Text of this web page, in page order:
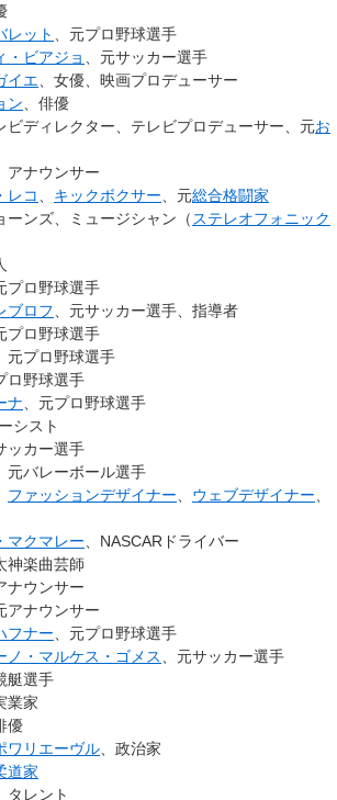
レット
、元プロ野球選手
・ビアジョ
、元サッカー選手
イエ 、女優、映画プロデューサー
ン 、俳優
ビディレクター、テレビプロデューサー、元お
、アナウンサー
レコ キックボクサー 、元総合格闘家
ーンズ、ミュージシャン（ ステレオフォニック
プロ野球選手
ブロフ 、元サッカー選手、指導者
プロ野球選手
、元プロ野球選手
ロ野球選手
ナ 、元プロ野球選手
シスト
ッカー選手
、元バレーボール選手
ファッションデザイナー ウェブデザイナー
マクマレー 、NASCARドライバー
神楽曲芸師
ナウンサー
アナウンサー
フナー 、元プロ野球選手
ノ・マルケス・ゴメス
、元サッカー選手
艇選手
業家
優
ワリエーヴル 、政治家
道家
、タレント